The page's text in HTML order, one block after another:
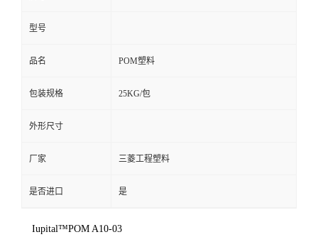
型号
品名 POM塑料
包装规格 25KG/包
外形尺寸
厂家 三菱工程塑料
是否进口 是
Iupital™POM A10-03